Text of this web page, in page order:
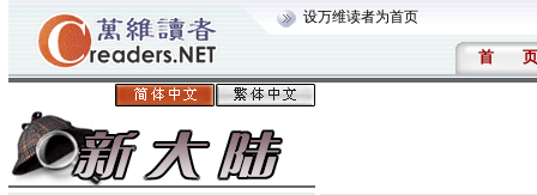
设万维读者为首页
首 页